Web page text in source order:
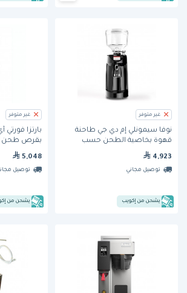
غير متوفر
نوفا سيمونلي إم دي جي طاحنة
قهوة بخاصية الطحن حسب
4,923
توصيل مجاني
يشحن من إكويب
غير متوفر
بارتزا
بقرص طحن 54 ملم
5,048
توصيل
يشحن من